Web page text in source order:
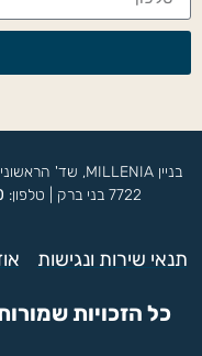
7722 בני ברק | טלפון:
תנאי שירות ונגישות
כל הזכויות